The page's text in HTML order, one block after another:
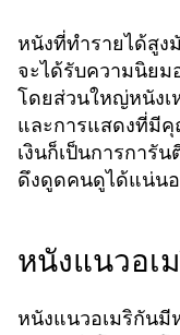
หนังที่ทำรายได้สู
จะได้รับความนิย
โดยส่วนใหญ่หนัง
และการแสดงที่มี
เงินก็เป็นการการั
ดึงดูดคนดูได้แน่น
หนังแนวอเ
หนังแนวอเมริกันมี